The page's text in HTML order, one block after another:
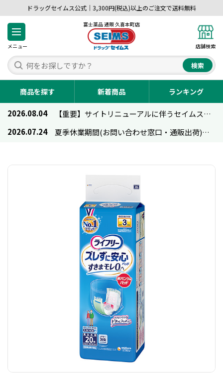
ドラッグセイムス公式｜3,300円(税込)以上のご注文で送料無料
メニュー
富士薬品 通販 久喜本町店
店舗検索
検索
商品を探す 新着商品 ランキング
2026.08.04
【重要】サイトリニューアルに伴うセイムス通販のご利用について
2026.07.24
夏季休業期間(お問い合わせ窓口・通販出荷)のお知らせ